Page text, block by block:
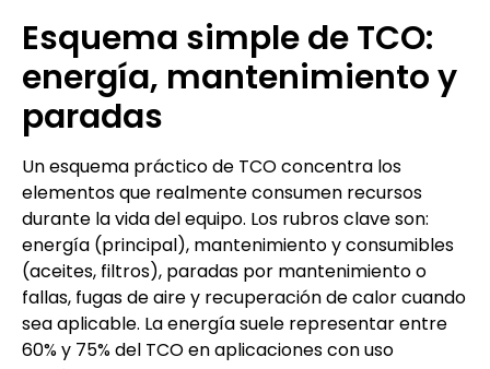
Esquema simple de TCO:
energía, mantenimiento y
paradas
Un esquema práctico de TCO concentra los
elementos que realmente consumen recursos
durante la vida del equipo. Los rubros clave son:
energía (principal), mantenimiento y consumibles
(aceites, filtros), paradas por mantenimiento o
fallas, fugas de aire y recuperación de calor cuando
sea aplicable. La energía suele representar entre
60% y 75% del TCO en aplicaciones con uso